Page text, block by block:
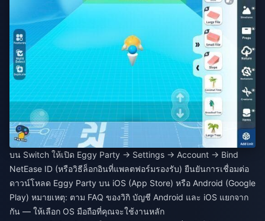
บน Switch ให้เปิด Eggy Party → Settings → Account → Bind
NetEase ID (หรือวิธีล็อกอินที่แพลตฟอร์มรองรับ) ยืนยันการเชื่อมต่อ
ดาวน์โหลด Eggy Party บน iOS (App Store) หรือ Android (Google
Play) หมายเหตุ: ตาม FAQ ของวิกิ บัญชี Android และ iOS แยกจาก
กัน — ให้เลือก OS มือถือที่คุณจะใช้งานหลัก